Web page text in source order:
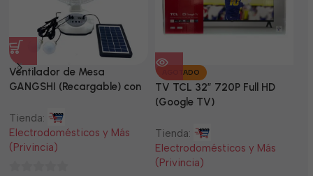
Ventilador de Mesa
GANGSHI (Recargable) con
Tienda:
Electrodomésticos y Más
(Privincia)
AGOTADO
TV TCL 32” 720P Full HD
(Google TV)
Tienda:
Electrodomésticos y Más
(Privincia)